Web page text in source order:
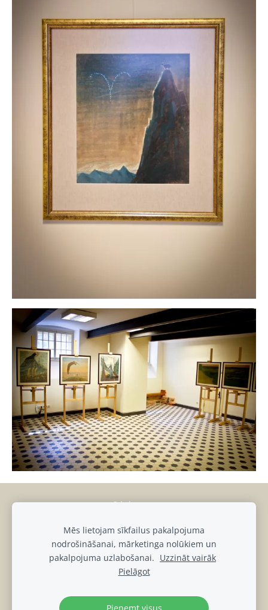
Sīkdatnes
muiza@luznava.lv
+37128686863,+37129390701
Pils iela 8, Lūznava, Lūznavas pagasts, Rēzeknes novads, LV-
4627
Lūznavas muižas DATU PRIVĀTUMA POLITIKA
Mēs lietojam sīkfailus pakalpojuma
nodrošināšanai, mārketinga nolūkiem un
pakalpojuma uzlabošanai. Uzzināt vairāk
Pielāgot